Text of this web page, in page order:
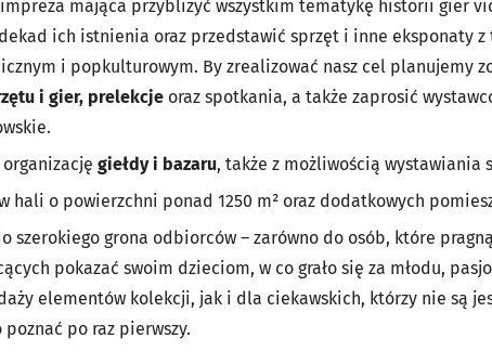
mająca przybliżyć wszystkim tematykę historii gier
ich istnienia oraz przedstawić sprzęt i inne eksponaty z
i popkulturowym. By zrealizować nasz cel planujemy
i gier, prelekcje oraz spotkania, a także zaprosić
giełdy i bazaru, także z możliwością wystawiania
hali o powierzchni ponad 1250 m² oraz dodatkowych
szerokiego grona odbiorców – zarówno do osób, które
pokazać swoim dzieciom, w co grało się za młodu,
elementów kolekcji, jak i dla ciekawskich, którzy nie są
po raz pierwszy.